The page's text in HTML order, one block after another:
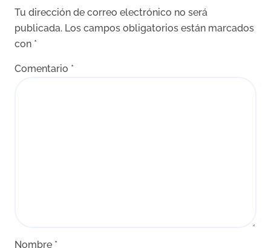
Tu dirección de correo electrónico no será
publicada. Los campos obligatorios están marcados
con *
Comentario *
Nombre *